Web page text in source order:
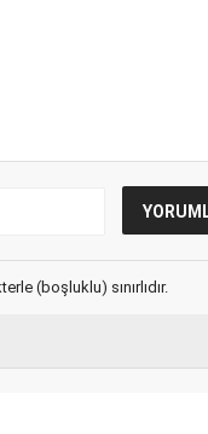
(boşluklu) sınırlıdır.